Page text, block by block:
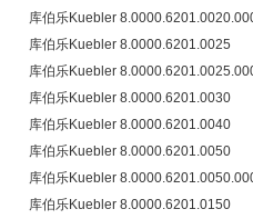
库伯乐Kuebler
库伯乐Kuebler 8.0000.6201.0025
库伯乐Kuebler
库伯乐Kuebler 8.0000.6201.0030
库伯乐Kuebler 8.0000.6201.0040
库伯乐Kuebler 8.0000.6201.0050
库伯乐Kuebler
库伯乐Kuebler 8.0000.6201.0150